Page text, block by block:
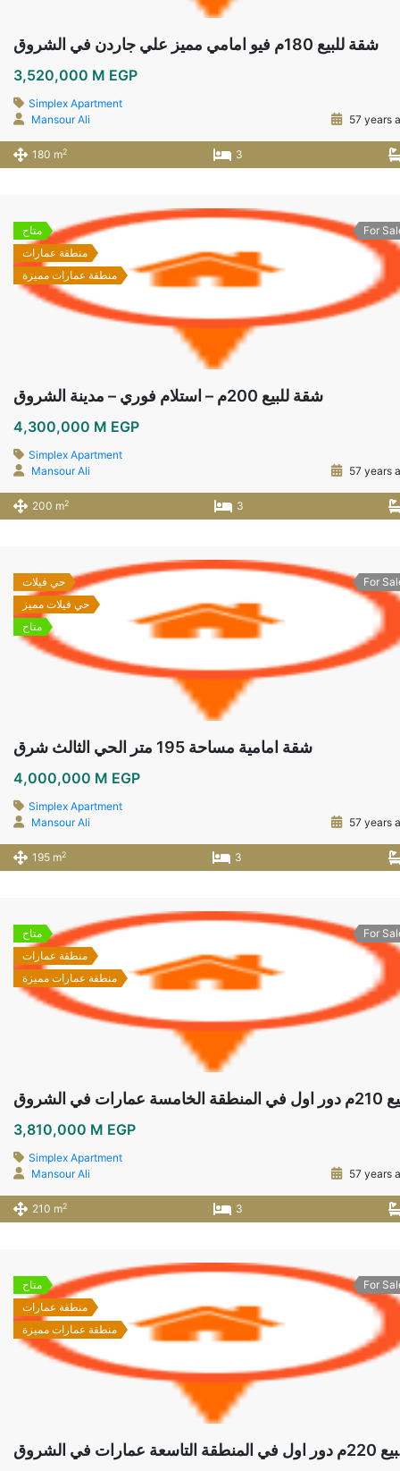
شقة للبيع 180م فيو امامي مميز علي جاردن في الشروق
3,520,000 M EGP
Simplex Apartment
Mansour Ali
57 years
180 m2 3
متاح
منطقة عمارات
منطقة عمارات مميزة
For
شقة للبيع 200م – استلام فوري – مدينة الشروق
4,300,000 M EGP
Simplex Apartment
Mansour Ali
57 years
200 m2 3
حي فيلات
حي فيلات مميز
متاح
For
شقة امامية مساحة 195 متر الحي الثالث شرق
4,000,000 M EGP
Simplex Apartment
Mansour Ali
57 years
195 m2 3
متاح
منطقة عمارات
منطقة عمارات مميزة
For
3,810,000 M EGP
Simplex Apartment
Mansour Ali
57 years
210 m2 3
متاح
منطقة عمارات
منطقة عمارات مميزة
For